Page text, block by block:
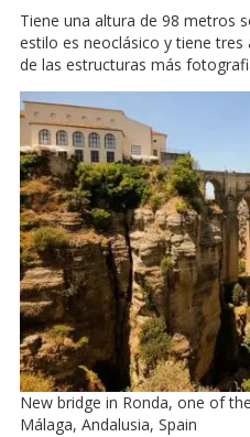
Tiene una altura de 98 metros
estilo es neoclásico y tiene
de las estructuras más
New bridge in Ronda, one of
Málaga, Andalusia, Spain